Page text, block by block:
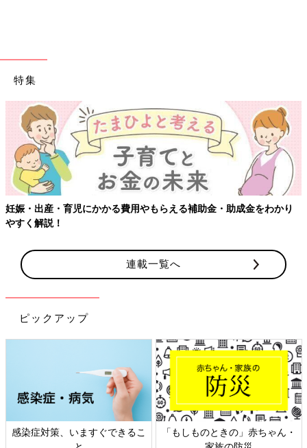
特集
妊娠・出産・育児にかかる費用やもらえる補助金・助成金をわかり
やすく解説！
連載一覧へ
ピックアップ
感染症対策、いますぐできるこ
「もしものときの」赤ちゃん・